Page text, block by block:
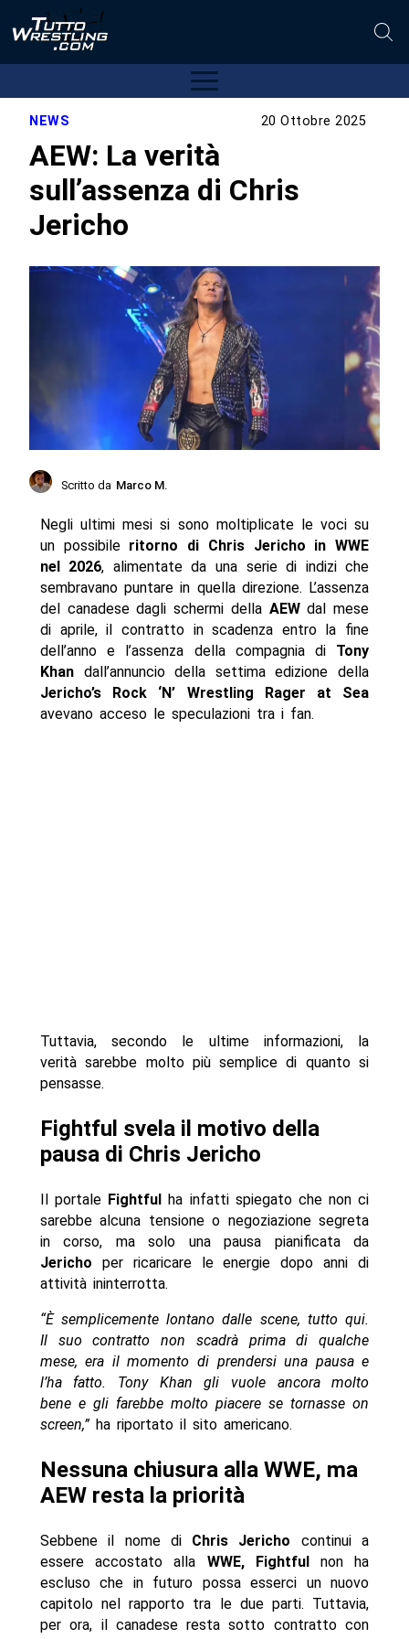
NEWS 20 Ottobre 2025
AEW: La verità
sull’assenza di Chris
Jericho
Scritto da Marco M.
Negli ultimi mesi si sono moltiplicate le voci su
un possibile ritorno di Chris Jericho in WWE
nel 2026, alimentate da una serie di indizi che
sembravano puntare in quella direzione. L’assenza
del canadese dagli schermi della AEWdal mese
di aprile, il contratto in scadenza entro la fine
dell’anno e l’assenza della compagnia di Tony
Khandall’annuncio della settima edizione della
Jericho’s Rock ‘N’ Wrestling Rager at Sea
avevano acceso le speculazioni tra i fan.
Tuttavia, secondo le ultime informazioni, la
verità sarebbe molto più semplice di quanto si
pensasse.
Fightful svela il motivo della
pausa di Chris Jericho
Il portale Fightful
ha infatti spiegato che non ci
sarebbe alcuna tensione o negoziazione segreta
in corso, ma solo una pausa pianificata da
Jericho per ricaricare le energie dopo anni di
attività ininterrotta.
“È semplicemente lontano dalle scene, tutto qui.
Il suo contratto non scadrà prima di qualche
mese, era il momento di prendersi una pausa e
l’ha fatto. Tony Khan gli vuole ancora molto
bene e gli farebbe molto piacere se tornasse on
screen,”ha riportato il sito americano.
Nessuna chiusura alla WWE, ma
AEW resta la priorità
Sebbene il nome di Chris Jericho continui a
essere accostato alla WWE, Fightful
non ha
escluso che in futuro possa esserci un nuovo
capitolo nel rapporto tra le due parti. Tuttavia,
per ora, il canadese resta sotto contratto con